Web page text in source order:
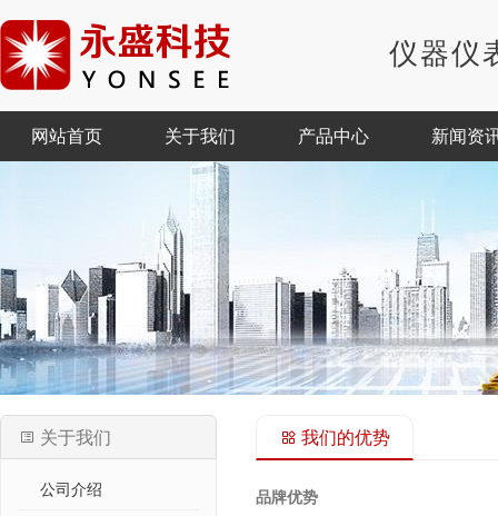
仪器
网站首页 关于我们 产品中心 新闻资
关于我们
公司介绍
我们的优势
品牌优势